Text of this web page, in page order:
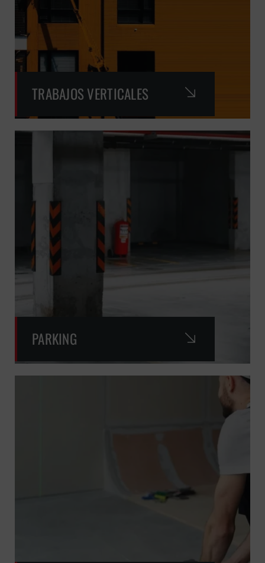
TRABAJOS VERTICALES
PARKING